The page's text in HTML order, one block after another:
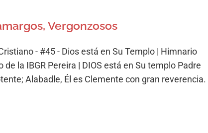
Vergonzosos
- #45 - Dios está en Su Templo | Himnario
de la IBGR Pereira | DIOS está en Su templo Padre
Alabadle, Él es Clemente con gran reverencia.